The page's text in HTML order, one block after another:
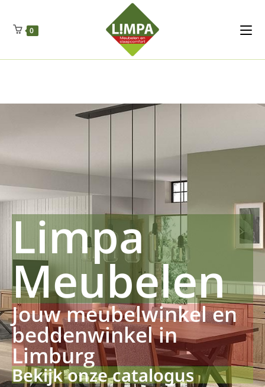
Regenschut
Drueckerpro
Fettsauren Dekemax Kapselmed
Luftkuhlen Zauberfan Netzfenste Insektensc
0
Limpa
Meubelen
Jouw meubelwinkel en
beddenwinkel in
Limburg
Bekijk onze catalogus